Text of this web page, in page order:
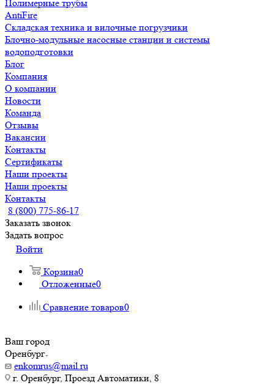
Полимерные трубы
AntiFire
Складская техника и вилочные погрузчики
Блочно-модульные насосные станции и системы
водоподготовки
Блог
Компания
О компании
Новости
Команда
Отзывы
Вакансии
Контакты
Сертификаты
Наши проекты
Наши проекты
Контакты
8 (800) 775-86-17
Заказать звонок
Задать вопрос
Войти
Корзина0
Отложенные0
Сравнение товаров0
Ваш город
Оренбург
enkomrus@mail.ru
г. Оренбург, Проезд Автоматики, 8